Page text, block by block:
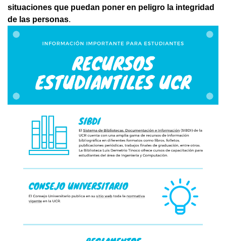
situaciones que puedan poner en peligro la integridad
de las personas.